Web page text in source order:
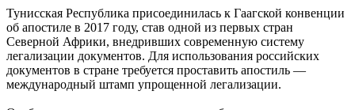
Тунисская Республика присоединилась к Гаагской конвенции
об апостиле в 2017 году, став одной из первых стран
Северной Африки, внедривших современную систему
легализации документов. Для использования российских
документов в стране требуется проставить апостиль —
международный штамп упрощенной легализации.